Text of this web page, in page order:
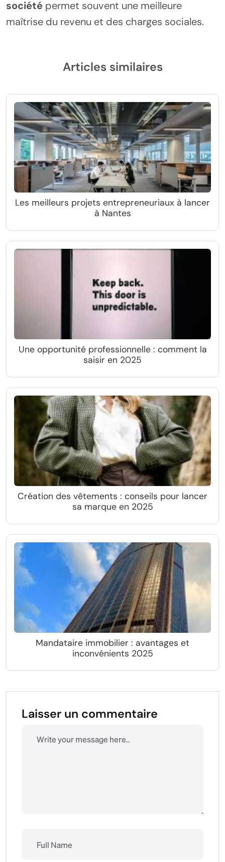
société permet souvent une meilleure
maîtrise du revenu et des charges sociales.
Articles similaires
Les meilleurs projets entrepreneuriaux à lancer
à Nantes
Une opportunité professionnelle : comment la
saisir en 2025
Création des vêtements : conseils pour lancer
sa marque en 2025
Mandataire immobilier : avantages et
inconvénients 2025
Laisser un commentaire